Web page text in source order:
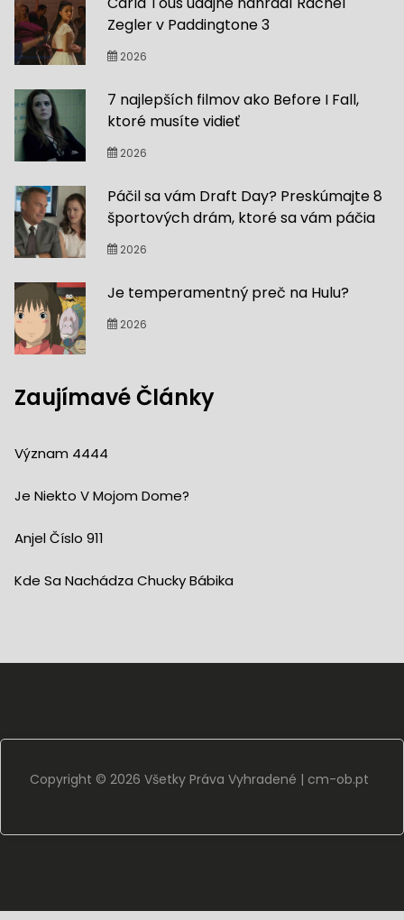
Zegler v Paddingtone 3
2026
7 najlepších filmov ako Before I Fall,
ktoré musíte vidieť
2026
Páčil sa vám Draft Day? Preskúmajte 8
športových drám, ktoré sa vám páčia
2026
Je temperamentný preč na Hulu?
2026
Zaujímavé Články
Význam 4444
Je Niekto V Mojom Dome?
Anjel Číslo 911
Kde Sa Nachádza Chucky Bábika
Copyright © 2026 Všetky Práva Vyhradené | cm-ob.pt